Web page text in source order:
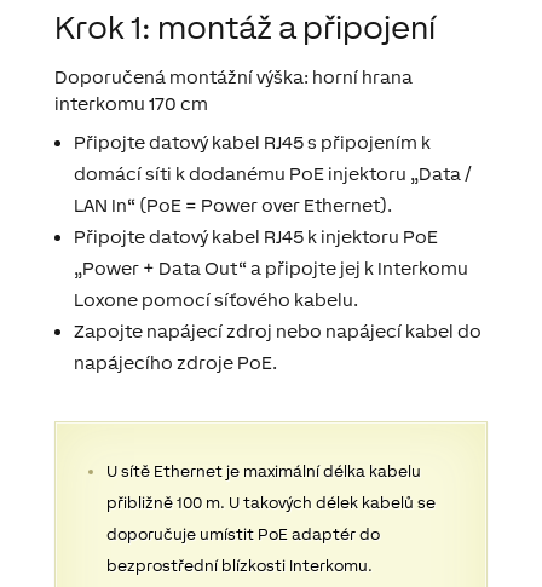
Krok 1: montáž a připojení
Doporučená montážní výška: horní hrana
interkomu 170 cm
Připojte datový kabel RJ45 s připojením k
domácí síti k dodanému PoE injektoru „Data /
LAN In“ (PoE = Power over Ethernet).
Připojte datový kabel RJ45 k injektoru PoE
„Power + Data Out“ a připojte jej k Interkomu
Loxone pomocí síťového kabelu.
Zapojte napájecí zdroj nebo napájecí kabel do
napájecího zdroje PoE.
U sítě Ethernet je maximální délka kabelu
přibližně 100 m. U takových délek kabelů se
doporučuje umístit PoE adaptér do
bezprostřední blízkosti Interkomu.